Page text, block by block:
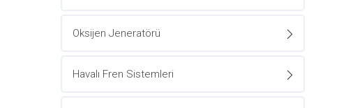
Oksijen Jeneratörü
Havalı Fren Sistemleri